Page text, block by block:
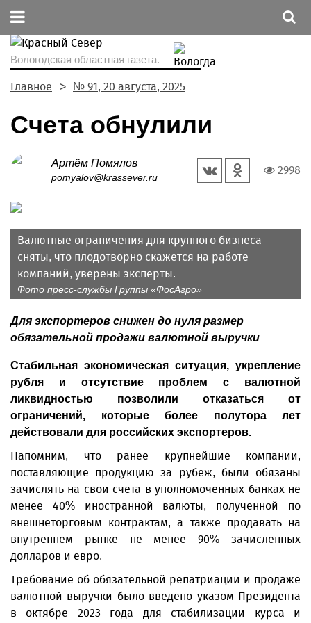
Вологодская областная газета.
Главное № 91, 20 августа, 2025
Счета обнулили
Артём Помялов
pomyalov@krassever.ru
2998
Валютные ограничения для крупного бизнеса
сняты, что плодотворно скажется на работе
компаний, уверены эксперты.
Фото пресс-службы Группы «ФосАгро»
Для экспортеров снижен до нуля размер
обязательной продажи валютной выручки
Стабильная экономическая ситуация, укрепление
рубля и отсутствие проб­лем с валютной
ликвидностью позволили отказаться от
ограничений, которые более полутора лет
действовали для российских экспортеров.
Напомним, что ранее крупнейшие компании,
поставляющие продукцию за рубеж, были обязаны
зачислять на свои счета в уполномоченных банках не
менее 40% иностранной валюты, полученной по
внешнеторговым контрактам, а также продавать на
внутреннем рынке не менее 90% зачисленных
долларов и евро.
Требование об обязательной репатриации и продаже
валютной выручки было введено указом Президента
в октябре 2023 года для стабилизации курса и